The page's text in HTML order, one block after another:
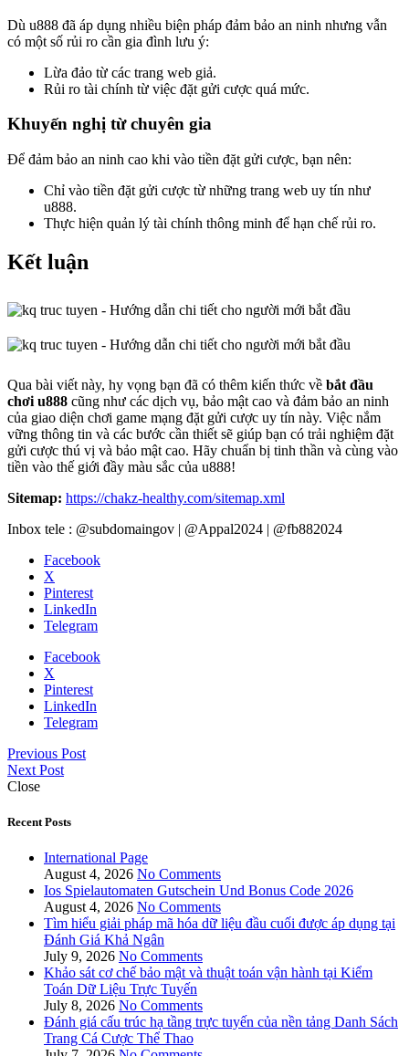
Dù u888 đã áp dụng nhiều biện pháp đảm bảo an ninh nhưng vẫn
có một số rủi ro cần gia đình lưu ý:
Lừa đảo từ các trang web giả.
Rủi ro tài chính từ việc đặt gửi cược quá mức.
Khuyến nghị từ chuyên gia
Để đảm bảo an ninh cao khi vào tiền đặt gửi cược, bạn nên:
Chỉ vào tiền đặt gửi cược từ những trang web uy tín như
u888.
Thực hiện quản lý tài chính thông minh để hạn chế rủi ro.
Kết luận
Qua bài viết này, hy vọng bạn đã có thêm kiến thức về bắt đầu
chơi u888 cũng như các dịch vụ, bảo mật cao và đảm bảo an ninh
của giao diện chơi game mạng đặt gửi cược uy tín này. Việc nắm
vững thông tin và các bước cần thiết sẽ giúp bạn có trải nghiệm đặt
gửi cược thú vị và bảo mật cao. Hãy chuẩn bị tinh thần và cùng vào
tiền vào thế giới đầy màu sắc của u888!
Sitemap: https://chakz-healthy.com/sitemap.xml
Inbox tele : @subdomaingov | @Appal2024 | @fb882024
Facebook
X
Pinterest
LinkedIn
Telegram
Facebook
X
Pinterest
LinkedIn
Telegram
Previous Post
Next Post
Close
Recent Posts
International Page
August 4, 2026 No Comments
Ios Spielautomaten Gutschein Und Bonus Code 2026
August 4, 2026 No Comments
Tìm hiểu giải pháp mã hóa dữ liệu đầu cuối được áp dụng tại
Đánh Giá Khả Ngân
July 9, 2026 No Comments
Khảo sát cơ chế bảo mật và thuật toán vận hành tại Kiểm
Toán Dữ Liệu Trực Tuyến
July 8, 2026 No Comments
Đánh giá cấu trúc hạ tầng trực tuyến của nền tảng Danh Sách
Trang Cá Cược Thể Thao